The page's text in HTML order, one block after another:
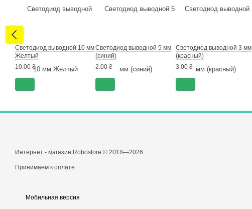
Светодиод выводной 10 мм
Желтый
10.00 ₴
Светодиод выводной 5 мм
(синий)
2.00 ₴
Светодиод выводной 3 мм
(красный)
3.00 ₴
Интернет - магазин Robostore © 2018—2026
Принимаем к оплате
Мобильная версия